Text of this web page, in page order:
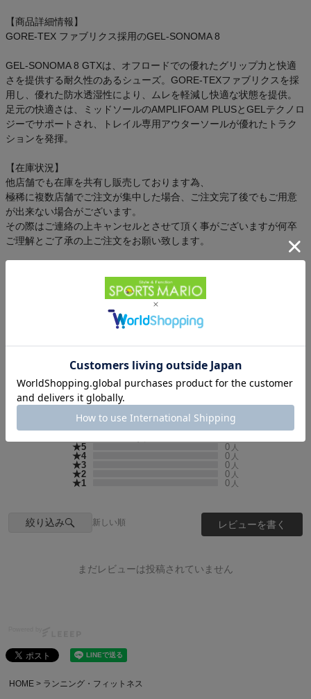
【商品詳細情報】
GORE-TEX ファブリクス採用のGEL-SONOMA 8
GEL-SONOMA 8 GTXは、オフロードでの優れたグリップ力と快適
さを提供する耐久性のあるシューズ。GORE-TEXファブリクスを採
用し、優れた防水透湿性により、ムレを軽減し快適な状態を提供。
足元の快適さは、ミッドソールのAMPLIFOAM PLUSとGELテクノロ
ジーでサポートされ、トレイル専用アウターソールが優れたトラク
ションを発揮。
【在庫状況】
他店舗でも在庫を共有し販売しております為、
極稀に複数店舗でご注文が集中した場合、ご注文完了後でもご用意
が出来ない場合がございます。
その際はご連絡の上キャンセルとさせて頂く事がございますが何卒
ご理解とご了承の上ご注文をお願い致します。
実店舗と価格が異なる場合がございます。あらかじめご了承下さ
お客様レビュー
-
★5 0 人
★4 0 人
★3 0 人
★2 0 人
★1 0 人
絞り込み 新しい順 レビューを書く
まだレビューは投稿されていません
HOME ランニング・フィットネス